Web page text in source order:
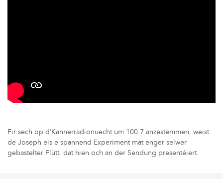
Fir sech op d’Kannerradionuecht um 100.7 anzestëmmen, weist
de Joseph eis e spannend Experiment mat enger selwer
gebastelter Flütt, dat hien och an der Sendung presentéiert.